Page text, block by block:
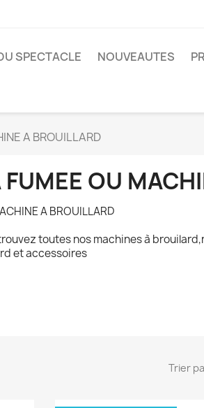
SPECTACLE NOUVEAUTES
A BROUILLARD
OU
A BROUILLARD
toutes nos machines à
et accessoires
Trier